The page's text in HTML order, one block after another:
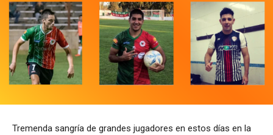
Tremenda sangría de grandes jugadores en estos días en la